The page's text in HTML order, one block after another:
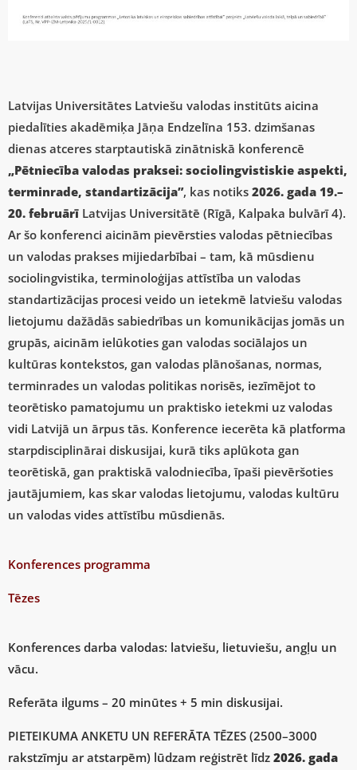
Latvijas Universitātes Latviešu valodas institūts aicina
piedalīties akadēmiķa Jāņa Endzelīna 153. dzimšanas
dienas atceres starptautiskā zinātniskā konferencē
„Pētniecība valodas praksei: sociolingvistiskie aspekti,
terminrade, standartizācija”, kas notiks 2026. gada 19.–
20. februārī Latvijas Universitātē (Rīgā, Kalpaka bulvārī 4).
Ar šo konferenci aicinām pievērsties valodas pētniecības
un valodas prakses mijiedarbībai – tam, kā mūsdienu
sociolingvistika, terminoloģijas attīstība un valodas
standartizācijas procesi veido un ietekmē latviešu valodas
lietojumu dažādās sabiedrības un komunikācijas jomās un
grupās, aicinām ielūkoties gan valodas sociālajos un
kultūras kontekstos, gan valodas plānošanas, normas,
terminrades un valodas politikas norisēs, iezīmējot to
teorētisko pamatojumu un praktisko ietekmi uz valodas
vidi Latvijā un ārpus tās. Konference iecerēta kā platforma
starpdisciplinārai diskusijai, kurā tiks aplūkota gan
teorētiskā, gan praktiskā valodniecība, īpaši pievēršoties
jautājumiem, kas skar valodas lietojumu, valodas kultūru
un valodas vides attīstību mūsdienās.
Konferences programma
Tēzes
Konferences darba valodas: latviešu, lietuviešu, angļu un
vācu.
Referāta ilgums – 20 minūtes + 5 min diskusijai.
PIETEIKUMA ANKETU UN REFERĀTA TĒZES (2500–3000
rakstzīmju ar atstarpēm) lūdzam reģistrēt līdz 2026. gada